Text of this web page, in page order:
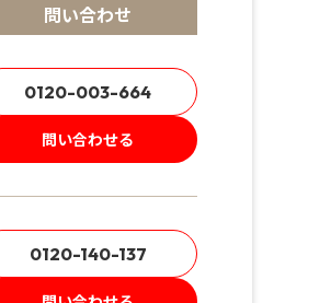
問い合わせ
0120-003-664
問い合わせる
0120-140-137